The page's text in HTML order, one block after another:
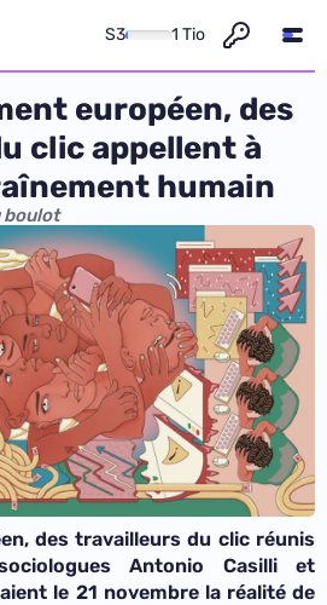
S3 1 Tio
européen, des
clic appellent à
humain
boulot
des travailleurs du clic réunis
Antonio Casilli et
le 21 novembre la réalité de